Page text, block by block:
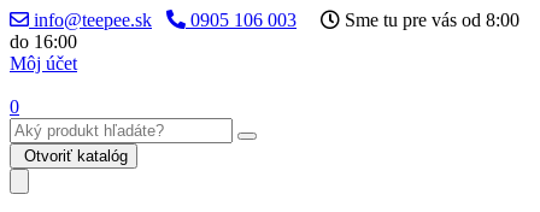
info@teepee.sk 0905 106 003
Sme tu pre vás od 8:00
do 16:00
Môj účet
0
Otvoriť katalóg